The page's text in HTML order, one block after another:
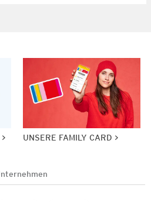
UNSERE FAMILY CARD